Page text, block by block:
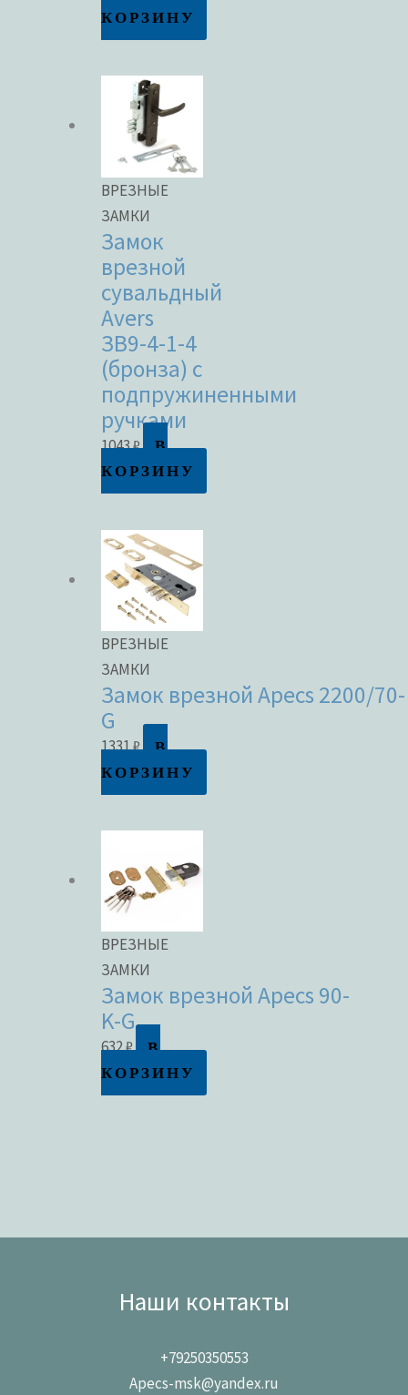
КОРЗИНУ
ВРЕЗНЫЕ
ЗАМКИ
Замок
врезной
сувальдный
Avers
ЗВ9-4-1-4
(бронза) с
подпружиненными
ручками
1043₽
В
КОРЗИНУ
ВРЕЗНЫЕ
ЗАМКИ
Замок врезной Apecs 2200/70-
G
1331₽
В
КОРЗИНУ
ВРЕЗНЫЕ
ЗАМКИ
Замок врезной Apecs 90-
K-G
632₽
В
КОРЗИНУ
Наши контакты
+79250350553
Apecs-msk@yandex.ru